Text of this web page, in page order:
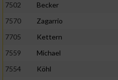
7502
Becker
7570
Zagarrio
7705
Kettern
7559
Michael
7554
Köhl